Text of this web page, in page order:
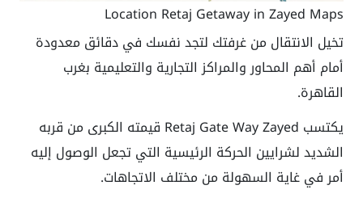
Location Retaj Getaway in Zayed Maps
تخيل الانتقال من غرفتك لتجد نفسك في دقائق معدودة
أمام أهم المحاور والمراكز التجارية والتعليمية بغرب
القاهرة.
يكتسب Retaj Gate Way Zayed قيمته الكبرى من قربه
الشديد لشرايين الحركة الرئيسية التي تجعل الوصول إليه
أمر في غاية السهولة من مختلف الاتجاهات.